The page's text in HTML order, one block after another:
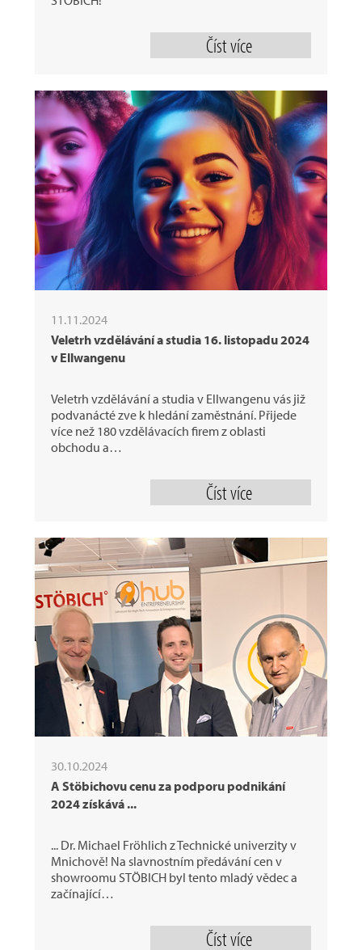
Číst více
11.11.2024
Veletrh vzdělávání a studia 16. listopadu 2024
v Ellwangenu
Veletrh vzdělávání a studia v Ellwangenu vás již
podvanácté zve k hledání zaměstnání. Přijede
více než 180 vzdělávacích firem z oblasti
obchodu a…
Číst více
30.10.2024
A Stöbichovu cenu za podporu podnikání
2024 získává ...
... Dr. Michael Fröhlich z Technické univerzity v
Mnichově! Na slavnostním předávání cen v
showroomu STÖBICH byl tento mladý vědec a
začínající…
Číst více